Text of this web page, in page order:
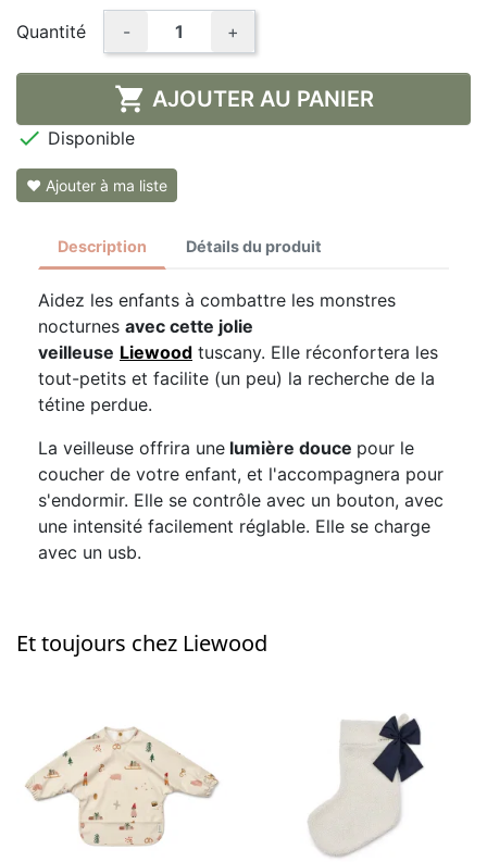
Quantité - +
 AJOUTER AU PANIER
 Disponible
❤ Ajouter à ma liste
Description Détails du produit
Aidez les enfants à combattre les monstres
nocturnes avec cette jolie
veilleuse Liewood tuscany. Elle réconfortera les
tout-petits et facilite (un peu) la recherche de la
tétine perdue.
La veilleuse offrira une lumière douce pour le
coucher de votre enfant, et l'accompagnera pour
s'endormir. Elle se contrôle avec un bouton, avec
une intensité facilement réglable. Elle se charge
avec un usb.
Et toujours chez Liewood